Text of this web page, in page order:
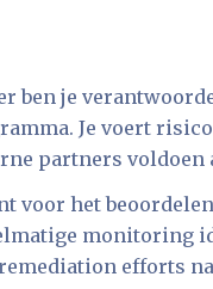
ben je
Je voert
partners
voor het
monitoring
efforts